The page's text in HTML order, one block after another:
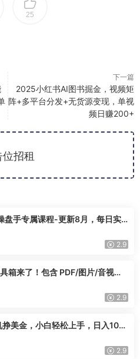
25
下一篇
2025小红书AI图书掘金，视频矩
阵+多平台分发+无货源变现，单视
频日赚200+
位招租
盘手专属课程-更新8月，每日实
2.9
箱来了！包含 PDF/图片/音视频/
2.9
美金，小白轻松上手，日入100
2.9